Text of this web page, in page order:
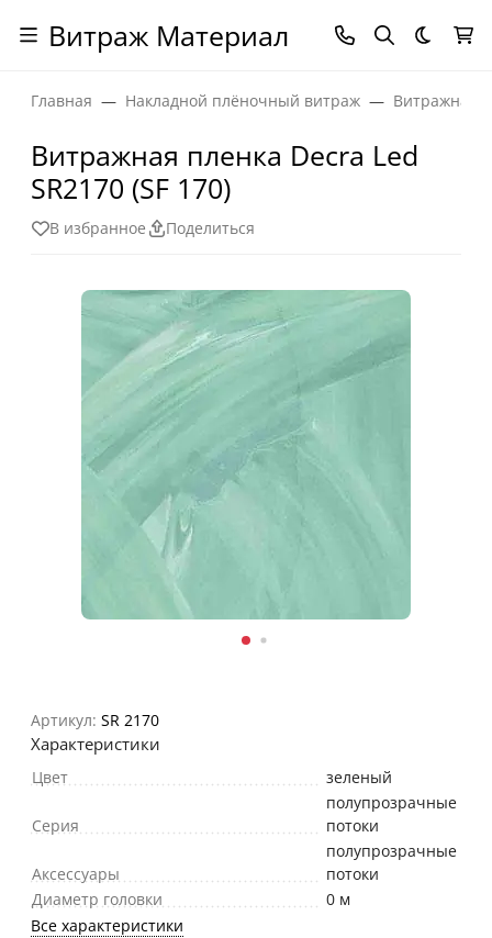
Витраж Материал Темная
Главная Накладной плёночный витраж Витражная
Витражная пленка Decra Led
SR2170 (SF 170)
В избранное Поделиться
Артикул: SR 2170
Характеристики
Цвет зеленый
Серия
полупрозрачные
потоки
Аксессуары
полупрозрачные
потоки
Диаметр головки
0 м
Все характеристики